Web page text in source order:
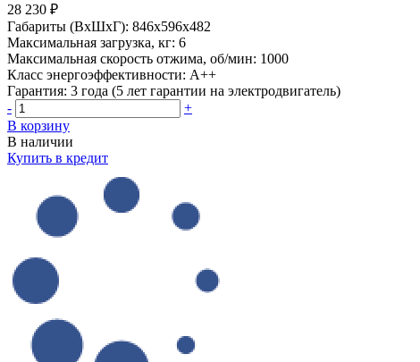
28 230 ₽
Габариты (ВхШхГ): 846x596x482
Максимальная загрузка, кг: 6
Максимальная скорость отжима, об/мин: 1000
Класс энергоэффективности: A++
Гарантия: 3 года (5 лет гарантии на электродвигатель)
-
+
В корзину
В наличии
Купить в кредит